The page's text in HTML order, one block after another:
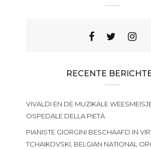
RECENTE
VIVALDI EN DE MUZIKALE
OSPEDALE DELLA PIETÀ
PIANISTE GIORGINI BESCHAAFD IN
TCHAIKOVSKI, BELGIAN NATIONAL